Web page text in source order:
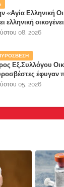
«Αγία Ελληνική
ελληνική
που κινδυνεύει
08, 2026
Εξ.Συλλόγου
έφυγαν
05, 2026